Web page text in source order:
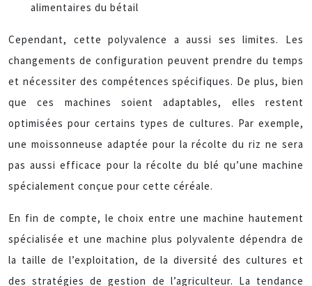
alimentaires du bétail
Cependant, cette polyvalence a aussi ses limites. Les
changements de configuration peuvent prendre du temps
et nécessiter des compétences spécifiques. De plus, bien
que ces machines soient adaptables, elles restent
optimisées pour certains types de cultures. Par exemple,
une moissonneuse adaptée pour la récolte du riz ne sera
pas aussi efficace pour la récolte du blé qu’une machine
spécialement conçue pour cette céréale.
En fin de compte, le choix entre une machine hautement
spécialisée et une machine plus polyvalente dépendra de
la taille de l’exploitation, de la diversité des cultures et
des stratégies de gestion de l’agriculteur. La tendance